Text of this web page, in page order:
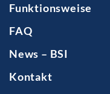
Funktionsweise
FAQ
News – BSI
Kontakt